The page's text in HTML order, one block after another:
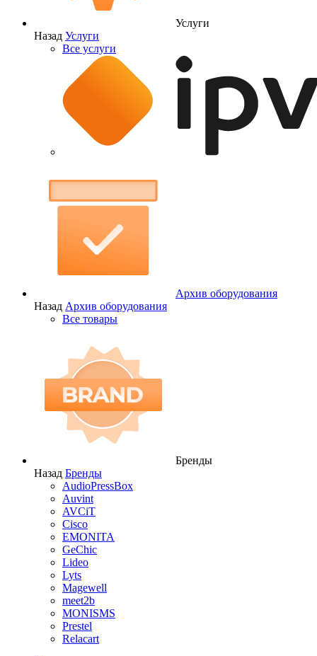
Услуги
Назад Услуги
Все услуги
Архив оборудования
Назад Архив оборудования
Все товары
Бренды
Назад Бренды
AudioPressBox
Auvint
AVCiT
Cisco
EMONITA
GeChic
Lideo
Lyts
Magewell
meet2b
MONISMS
Prestel
Relacart